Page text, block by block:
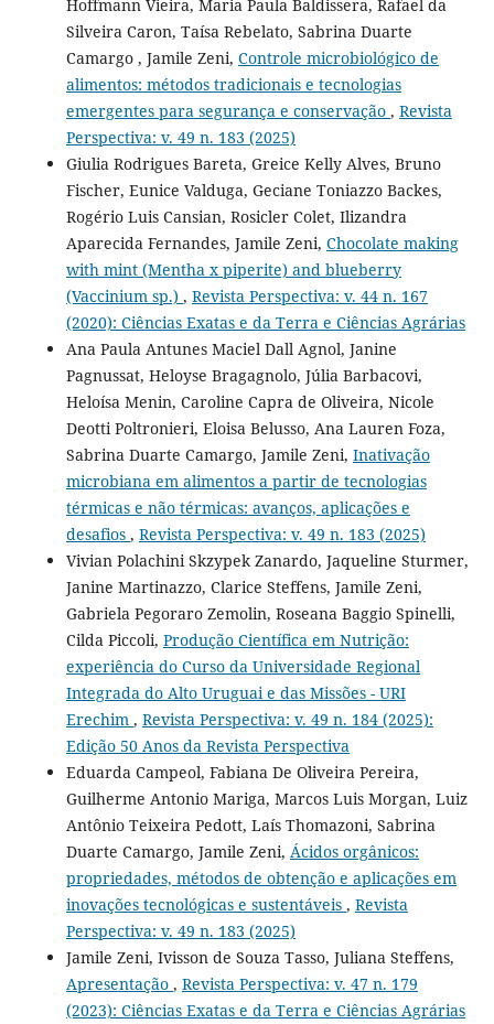
Hoffmann Vieira, Maria Paula Baldissera, Rafael da
Silveira Caron, Taísa Rebelato, Sabrina Duarte
Camargo , Jamile Zeni, Controle microbiológico de
alimentos: métodos tradicionais e tecnologias
emergentes para segurança e conservação , Revista
Perspectiva: v. 49 n. 183 (2025)
Giulia Rodrigues Bareta, Greice Kelly Alves, Bruno
Fischer, Eunice Valduga, Geciane Toniazzo Backes,
Rogério Luis Cansian, Rosicler Colet, Ilizandra
Aparecida Fernandes, Jamile Zeni, Chocolate making
with mint (Mentha x piperite) and blueberry
(Vaccinium sp.) , Revista Perspectiva: v. 44 n. 167
(2020): Ciências Exatas e da Terra e Ciências Agrárias
Ana Paula Antunes Maciel Dall Agnol, Janine
Pagnussat, Heloyse Bragagnolo, Júlia Barbacovi,
Heloísa Menin, Caroline Capra de Oliveira, Nicole
Deotti Poltronieri, Eloisa Belusso, Ana Lauren Foza,
Sabrina Duarte Camargo, Jamile Zeni, Inativação
microbiana em alimentos a partir de tecnologias
térmicas e não térmicas: avanços, aplicações e
desafios , Revista Perspectiva: v. 49 n. 183 (2025)
Vivian Polachini Skzypek Zanardo, Jaqueline Sturmer,
Janine Martinazzo, Clarice Steffens, Jamile Zeni,
Gabriela Pegoraro Zemolin, Roseana Baggio Spinelli,
Cilda Piccoli, Produção Científica em Nutrição:
experiência do Curso da Universidade Regional
Integrada do Alto Uruguai e das Missões - URI
Erechim , Revista Perspectiva: v. 49 n. 184 (2025):
Edição 50 Anos da Revista Perspectiva
Eduarda Campeol, Fabiana De Oliveira Pereira,
Guilherme Antonio Mariga, Marcos Luis Morgan, Luiz
Antônio Teixeira Pedott, Laís Thomazoni, Sabrina
Duarte Camargo, Jamile Zeni, Ácidos orgânicos:
propriedades, métodos de obtenção e aplicações em
inovações tecnológicas e sustentáveis , Revista
Perspectiva: v. 49 n. 183 (2025)
Jamile Zeni, Ivisson de Souza Tasso, Juliana Steffens,
Apresentação , Revista Perspectiva: v. 47 n. 179
(2023): Ciências Exatas e da Terra e Ciências Agrárias